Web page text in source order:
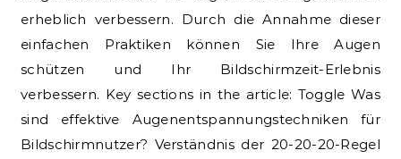
erheblich verbessern. Durch die Annahme dieser
einfachen Praktiken können Sie Ihre Augen
schützen und Ihr Bildschirmzeit-Erlebnis
verbessern. Key sections in the article: Toggle Was
sind effektive Augenentspannungstechniken für
Bildschirmnutzer? Verständnis der 20-20-20-Regel